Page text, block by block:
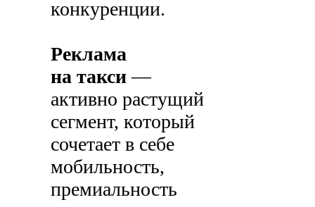
конкуренции.
Реклама
на такси—
активно растущий
сегмент, который
сочетает в себе
мобильность,
премиальность